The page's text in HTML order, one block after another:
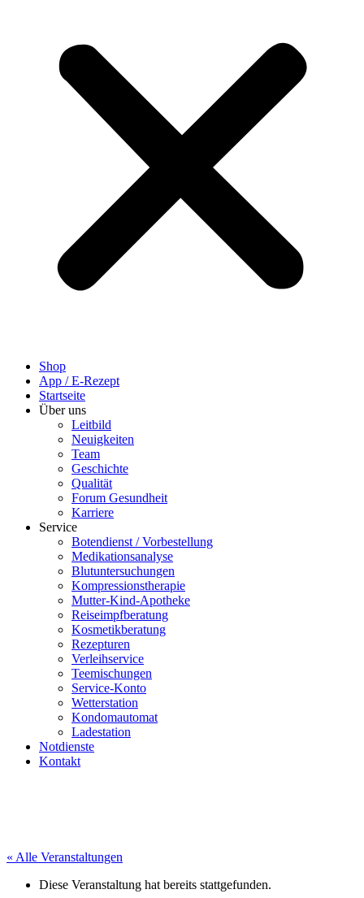
Shop
App / E-Rezept
Startseite
Über uns
Leitbild
Neuigkeiten
Team
Geschichte
Qualität
Forum Gesundheit
Karriere
Service
Botendienst / Vorbestellung
Medikationsanalyse
Blutuntersuchungen
Kompressionstherapie
Mutter-Kind-Apotheke
Reiseimpfberatung
Kosmetikberatung
Rezepturen
Verleihservice
Teemischungen
Service-Konto
Wetterstation
Kondomautomat
Ladestation
Notdienste
Kontakt
« Alle Veranstaltungen
Diese Veranstaltung hat bereits stattgefunden.